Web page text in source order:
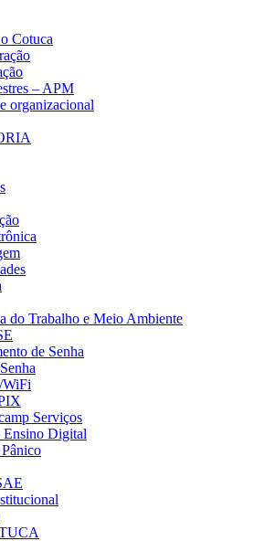
Cotuca
– APM
organizacional
do Trabalho e Meio Ambiente
de Senha
WiFi
Serviços
Ensino Digital